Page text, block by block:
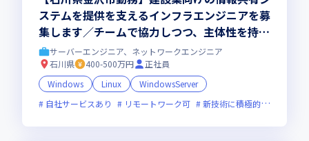
ステムを提供を支えるインフラエンジニアを募
集します／チームで協力しつつ、主体性を持っ
て業務を行える環境です
サーバーエンジニア、ネットワークエンジニア
石川県
400-500万円
正社員
Windows
Linux
WindowsServer
自社サービスあり
リモートワーク可 新技術に積極的